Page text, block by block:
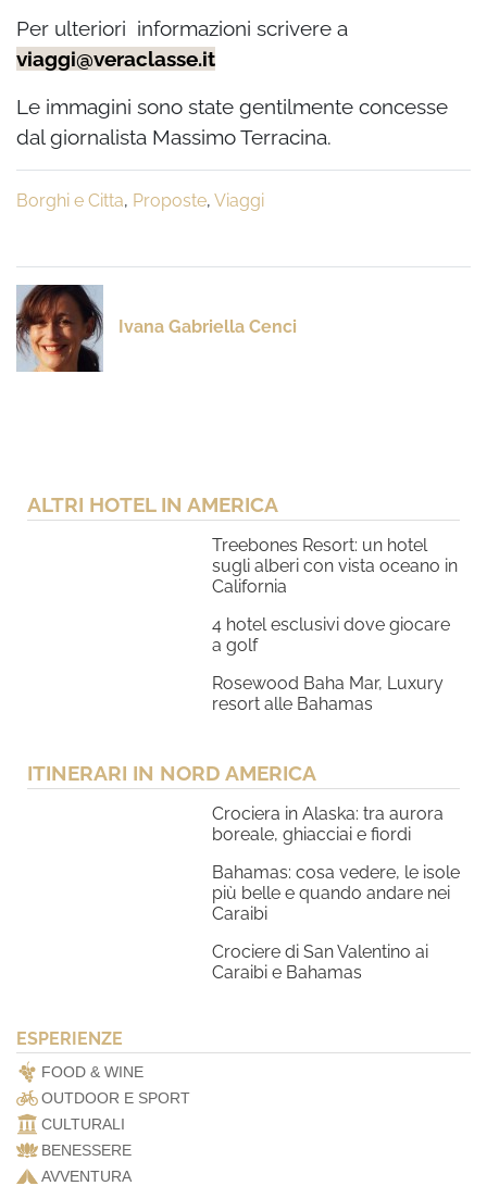
Per ulteriori informazioni scrivere a
viaggi@veraclasse.it
Le immagini sono state gentilmente concesse
dal giornalista Massimo Terracina.
Borghi e Citta, Proposte, Viaggi
Ivana Gabriella Cenci
ALTRI HOTEL IN AMERICA
Treebones Resort: un hotel
sugli alberi con vista oceano in
California
4 hotel esclusivi dove giocare
a golf
Rosewood Baha Mar, Luxury
resort alle Bahamas
ITINERARI IN NORD AMERICA
Crociera in Alaska: tra aurora
boreale, ghiacciai e fiordi
Bahamas: cosa vedere, le isole
più belle e quando andare nei
Caraibi
Crociere di San Valentino ai
Caraibi e Bahamas
ESPERIENZE
FOOD & WINE
OUTDOOR E SPORT
CULTURALI
BENESSERE
AVVENTURA